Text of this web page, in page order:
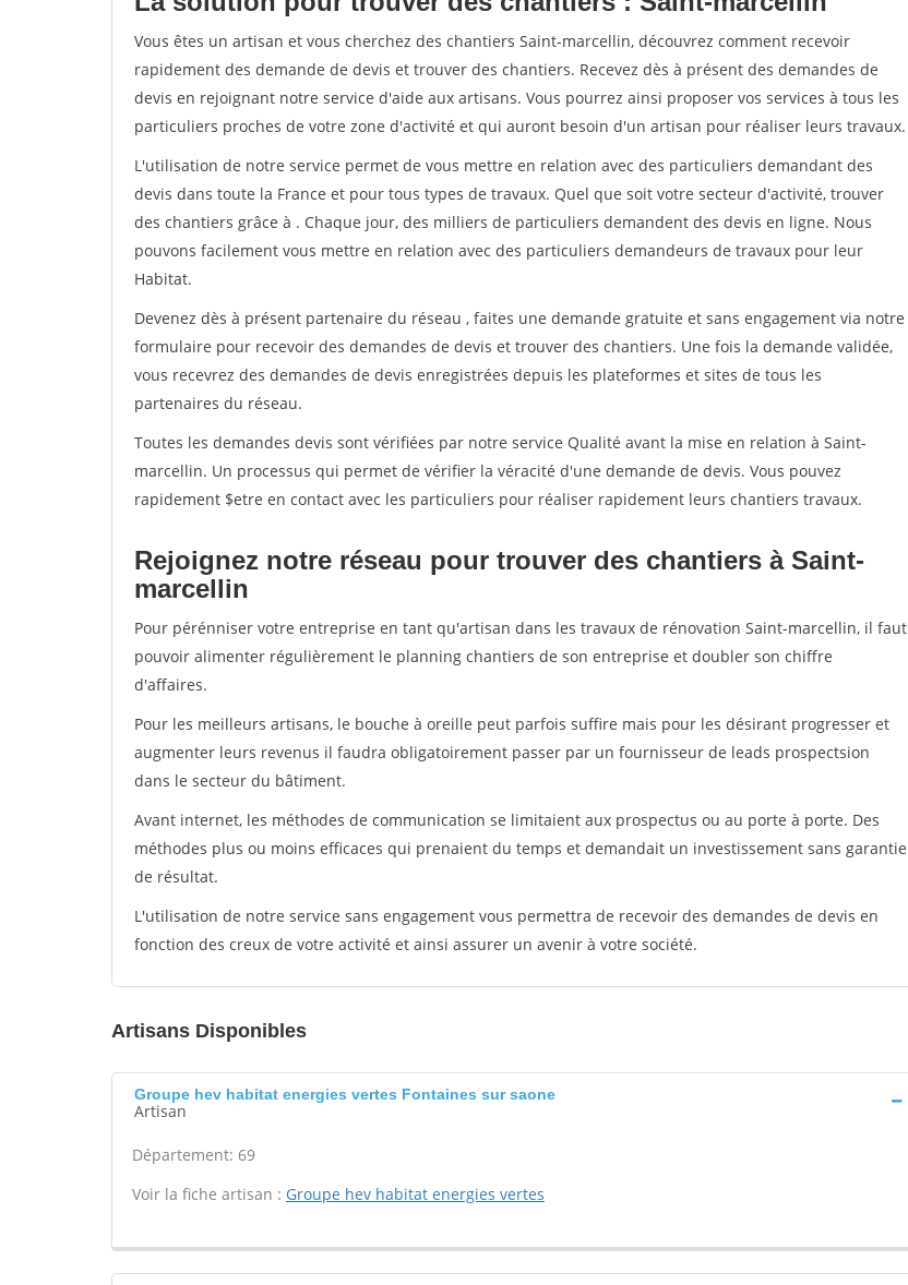
Vous êtes un artisan et vous cherchez des chantiers Saint-marcellin, découvrez comment recevoir
rapidement des demande de devis et trouver des chantiers. Recevez dès à présent des demandes de
devis en rejoignant notre service d'aide aux artisans. Vous pourrez ainsi proposer vos services à tous les
particuliers proches de votre zone d'activité et qui auront besoin d'un artisan pour réaliser leurs travaux.
L'utilisation de notre service permet de vous mettre en relation avec des particuliers demandant des
devis dans toute la France et pour tous types de travaux. Quel que soit votre secteur d'activité, trouver
des chantiers grâce à . Chaque jour, des milliers de particuliers demandent des devis en ligne. Nous
pouvons facilement vous mettre en relation avec des particuliers demandeurs de travaux pour leur
Habitat.
Devenez dès à présent partenaire du réseau , faites une demande gratuite et sans engagement via notre
formulaire pour recevoir des demandes de devis et trouver des chantiers. Une fois la demande validée,
vous recevrez des demandes de devis enregistrées depuis les plateformes et sites de tous les
partenaires du réseau.
Toutes les demandes devis sont vérifiées par notre service Qualité avant la mise en relation à Saint-
marcellin. Un processus qui permet de vérifier la véracité d'une demande de devis. Vous pouvez
rapidement $etre en contact avec les particuliers pour réaliser rapidement leurs chantiers travaux.
Rejoignez notre réseau pour trouver des chantiers à Saint-
marcellin
Pour pérénniser votre entreprise en tant qu'artisan dans les travaux de rénovation Saint-marcellin, il faut
pouvoir alimenter régulièrement le planning chantiers de son entreprise et doubler son chiffre
d'affaires.
Pour les meilleurs artisans, le bouche à oreille peut parfois suffire mais pour les désirant progresser et
augmenter leurs revenus il faudra obligatoirement passer par un fournisseur de leads prospectsion
dans le secteur du bâtiment.
Avant internet, les méthodes de communication se limitaient aux prospectus ou au porte à porte. Des
méthodes plus ou moins efficaces qui prenaient du temps et demandait un investissement sans garantie
de résultat.
L'utilisation de notre service sans engagement vous permettra de recevoir des demandes de devis en
fonction des creux de votre activité et ainsi assurer un avenir à votre société.
Artisans Disponibles
Groupe hev habitat energies vertes Fontaines sur saone
Artisan
Département: 69
Voir la fiche artisan : Groupe hev habitat energies vertes